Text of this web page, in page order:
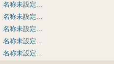
名称未設定...
名称未設定...
名称未設定...
名称未設定...
名称未設定...